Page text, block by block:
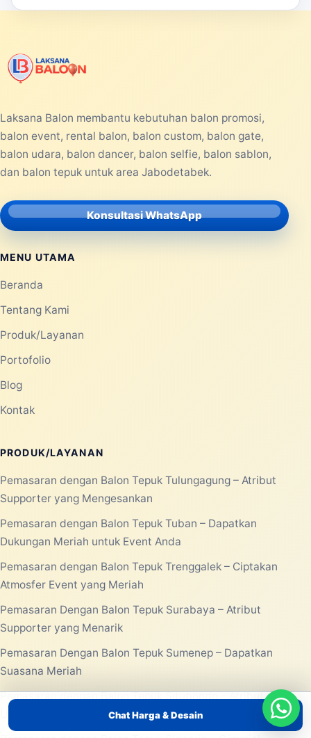
Chat Harga & Desain
Laksana Balon membantu kebutuhan balon promosi,
balon event, rental balon, balon custom, balon gate,
balon udara, balon dancer, balon selfie, balon sablon,
dan balon tepuk untuk area Jabodetabek.
Konsultasi WhatsApp
MENU UTAMA
Beranda
Tentang Kami
Produk/Layanan
Portofolio
Blog
Kontak
PRODUK/LAYANAN
Pemasaran dengan Balon Tepuk Tulungagung – Atribut
Supporter yang Mengesankan
Pemasaran dengan Balon Tepuk Tuban – Dapatkan
Dukungan Meriah untuk Event Anda
Pemasaran dengan Balon Tepuk Trenggalek – Ciptakan
Atmosfer Event yang Meriah
Pemasaran Dengan Balon Tepuk Surabaya – Atribut
Supporter yang Menarik
Pemasaran Dengan Balon Tepuk Sumenep – Dapatkan
Suasana Meriah
Pemasaran dengan Balon Tepuk Situbondo – Atribut
Unik untuk Event Anda